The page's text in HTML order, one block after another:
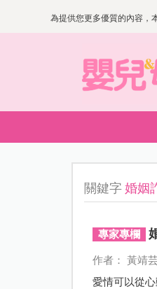
為提供您更多優質的內容，
關鍵字婚姻
專家專欄
作者： 黃靖
愛情可以從